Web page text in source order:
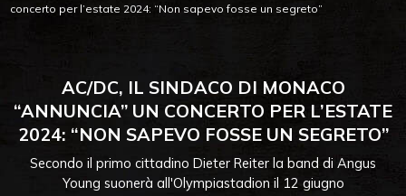
concerto per l’estate 2024: “Non sapevo fosse un segreto”
AC/DC, IL SINDACO DI MONACO
“ANNUNCIA” UN CONCERTO PER L’ESTATE
2024: “NON SAPEVO FOSSE UN SEGRETO”
Secondo il primo cittadino Dieter Reiter la band di Angus
Young suonerà all'Olympiastadion il 12 giugno